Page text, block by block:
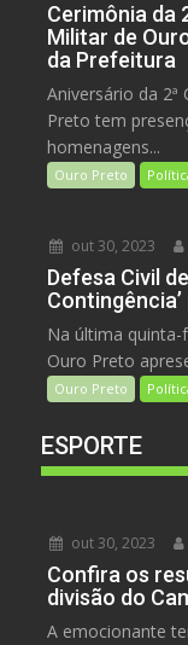
Cerimônia da
Militar de
da Prefeitura
Aniversário da
Preto tem
homenagens...
Ouro Preto
out 30, 2023
Defesa Civil
Na última
Ouro Preto
Ouro Preto
ESPORTE
out 30, 2023
Confira os
divisão do
A emocionante